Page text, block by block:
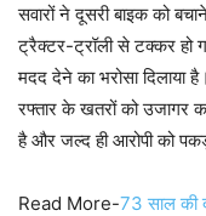
सवारों ने दूसरी बाइक को
ट्रैक्टर-ट्रॉली से टक्कर हो
मदद देने का भरोसा
रफ्तार के खतरों को उजागर
है और जल्द ही आरोपी को
Read More-73 साल की